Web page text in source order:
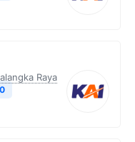
Raya